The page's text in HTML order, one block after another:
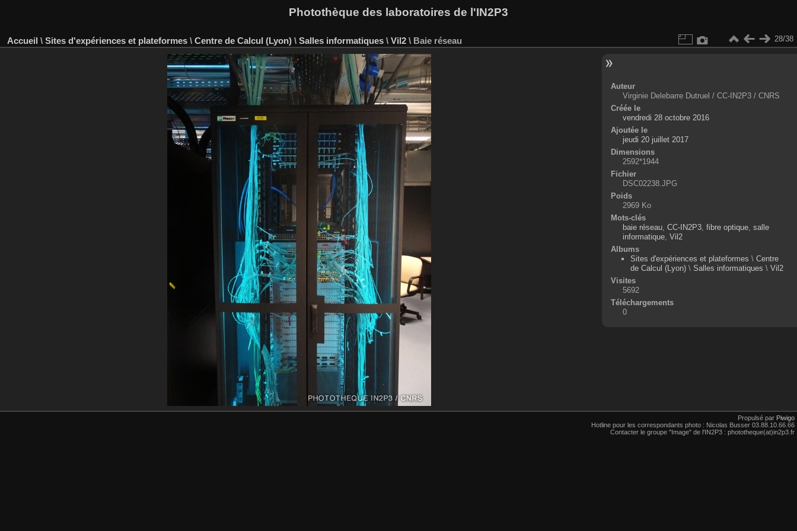
Photothèque des laboratoires de l'IN2P3
Accueil \ Sites d'expériences et plateformes \ Centre de Calcul (Lyon) \ Salles informatiques \ Vil2 \ Baie réseau 28/38
Auteur
Virginie Delebarre Dutruel / CC-IN2P3 / CNRS
Créée le
vendredi 28 octobre 2016
Ajoutée le
jeudi 20 juillet 2017
Dimensions
2592*1944
Fichier
DSC02238.JPG
Poids
2969 Ko
Mots-clés
baie réseau, CC-IN2P3, fibre optique, salle
informatique, Vil2
Albums
Sites d'expériences et plateformes \ Centre
de Calcul (Lyon)\ Salles informatiques \ Vil2
Visites
5692
Téléchargements
0
Propulsé par Piwigo
Hotline pour les correspondants photo : Nicolas Busser 03.88.10.66.66
Contacter le groupe "Image" de l'IN2P3 : phototheque(at)in2p3.fr